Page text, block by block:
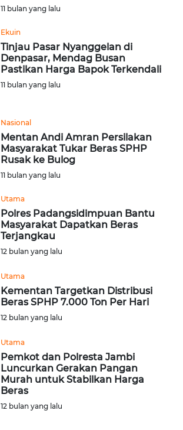
11 bulan yang lalu
Ekuin
Tinjau Pasar Nyanggelan di
Denpasar, Mendag Busan
Pastikan Harga Bapok Terkendali
11 bulan yang lalu
Nasional
Mentan Andi Amran Persilakan
Masyarakat Tukar Beras SPHP
Rusak ke Bulog
11 bulan yang lalu
Utama
Polres Padangsidimpuan Bantu
Masyarakat Dapatkan Beras
Terjangkau
12 bulan yang lalu
Utama
Kementan Targetkan Distribusi
Beras SPHP 7.000 Ton Per Hari
12 bulan yang lalu
Utama
Pemkot dan Polresta Jambi
Luncurkan Gerakan Pangan
Murah untuk Stabilkan Harga
Beras
12 bulan yang lalu